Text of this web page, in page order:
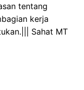
tentang
kerja
Sahat MT